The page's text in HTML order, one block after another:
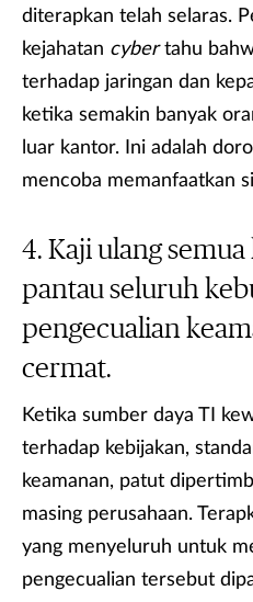
diterapkan telah selaras.
kejahatan cybertahu
terhadap jaringan dan
ketika semakin banyak
luar kantor. Ini adalah
mencoba memanfaatkan
Kaji ulang
pantau seluruh
pengecualian
cermat.
Ketika sumber daya TI
terhadap kebijakan,
keamanan, patut
masing perusahaan.
yang menyeluruh untuk
pengecualian tersebut